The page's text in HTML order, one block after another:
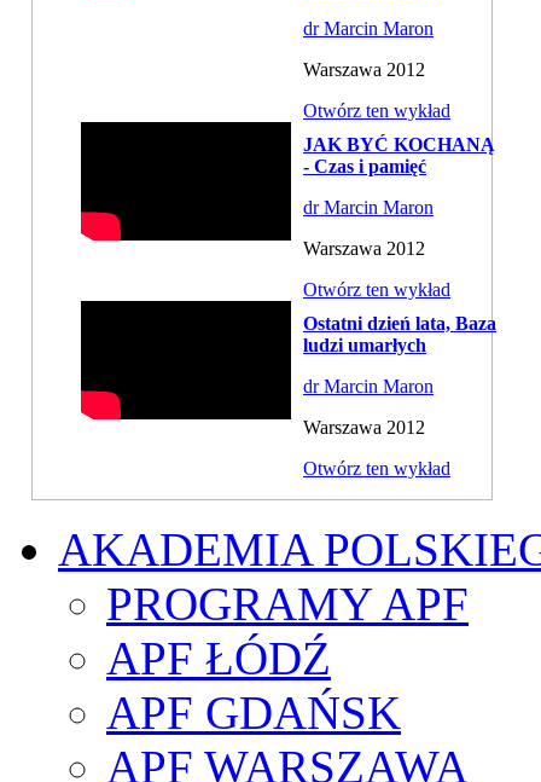
dr Marcin Maron
Warszawa 2012
Otwórz ten wykład
JAK BYĆ KOCHANĄ
- Czas i pamięć
dr Marcin Maron
Warszawa 2012
Otwórz ten wykład
Ostatni dzień lata, Baza
ludzi umarłych
dr Marcin Maron
Warszawa 2012
Otwórz ten wykład
AKADEMIA
PROGRAMY APF
APF ŁÓDŹ
APF GDAŃSK
APF WARSZAWA